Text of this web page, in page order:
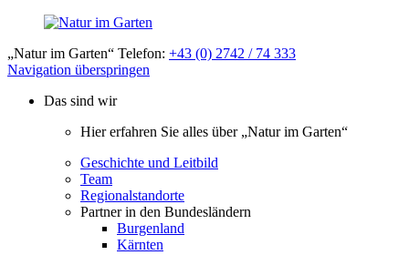
„Natur im Garten“ Telefon: +43 (0) 2742 / 74 333
Navigation überspringen
Das sind wir
Hier erfahren Sie alles über „Natur im Garten“
Geschichte und Leitbild
Team
Regionalstandorte
Partner in den Bundesländern
Burgenland
Kärnten